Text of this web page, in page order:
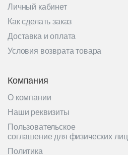
Личный кабинет
Как сделать заказ
Доставка и оплата
Условия возврата товара
Компания
О компании
Наши реквизиты
Пользовательское
соглашение для физических лиц
Политика